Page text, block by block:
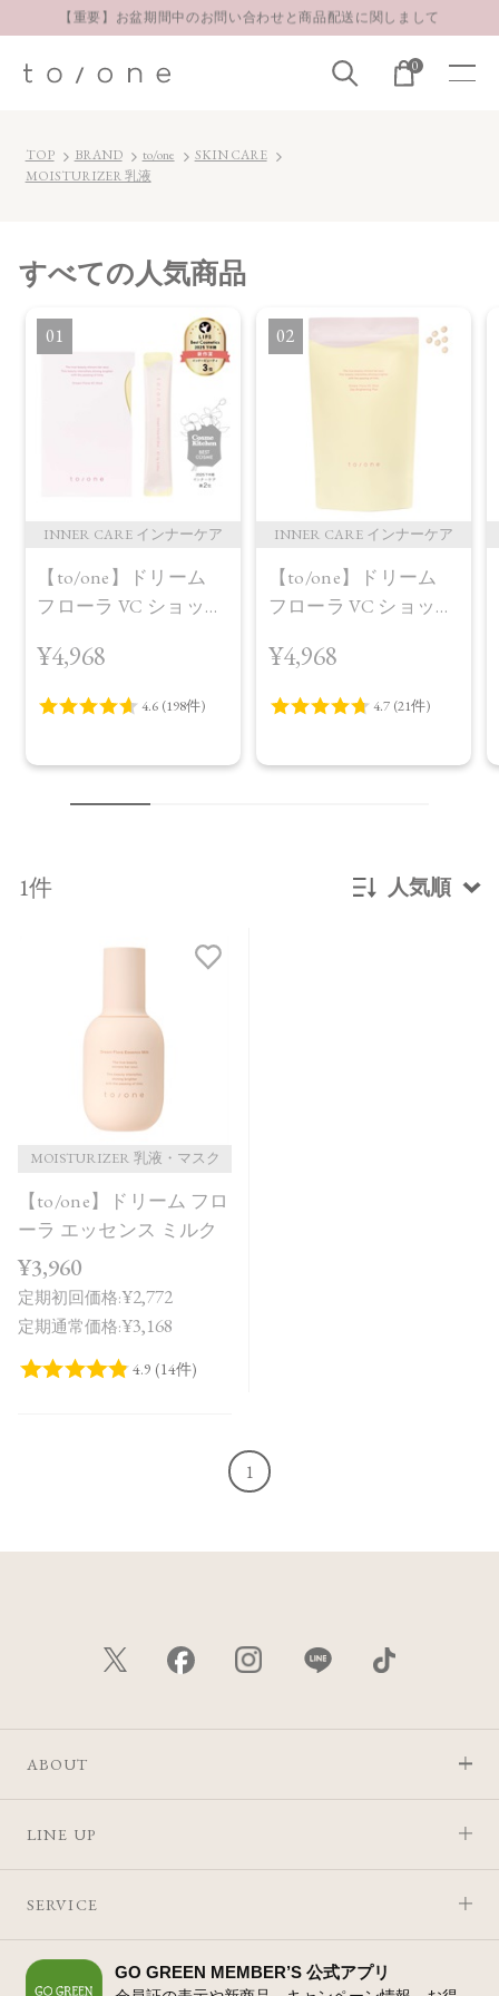
【重要】お盆期間中のお問い合わせと商品配送に関しまして
LINE お友達登録 500円OFFクーポンプレゼント
0
TOP BRAND to/one
SKIN CARE
MOISTURIZER 乳液
すべての人気商品
1
INNER CARE インナーケア
【to/one】ドリーム
フローラ VC ショット
¥4,968
2
INNER CARE インナーケア
【to/one】ドリーム
フローラ VC ショット
プラス＜限定品＞
¥4,968
1件 人気順
MOISTURIZER 乳液・マスク
【to/one】ドリーム フロ
ーラ エッセンス ミルク
¥3,960
定期初回価格:¥2,772
定期通常価格:¥3,168
1
ABOUT
LINE UP
SERVICE
GO GREEN MEMBER’S 公式アプリ